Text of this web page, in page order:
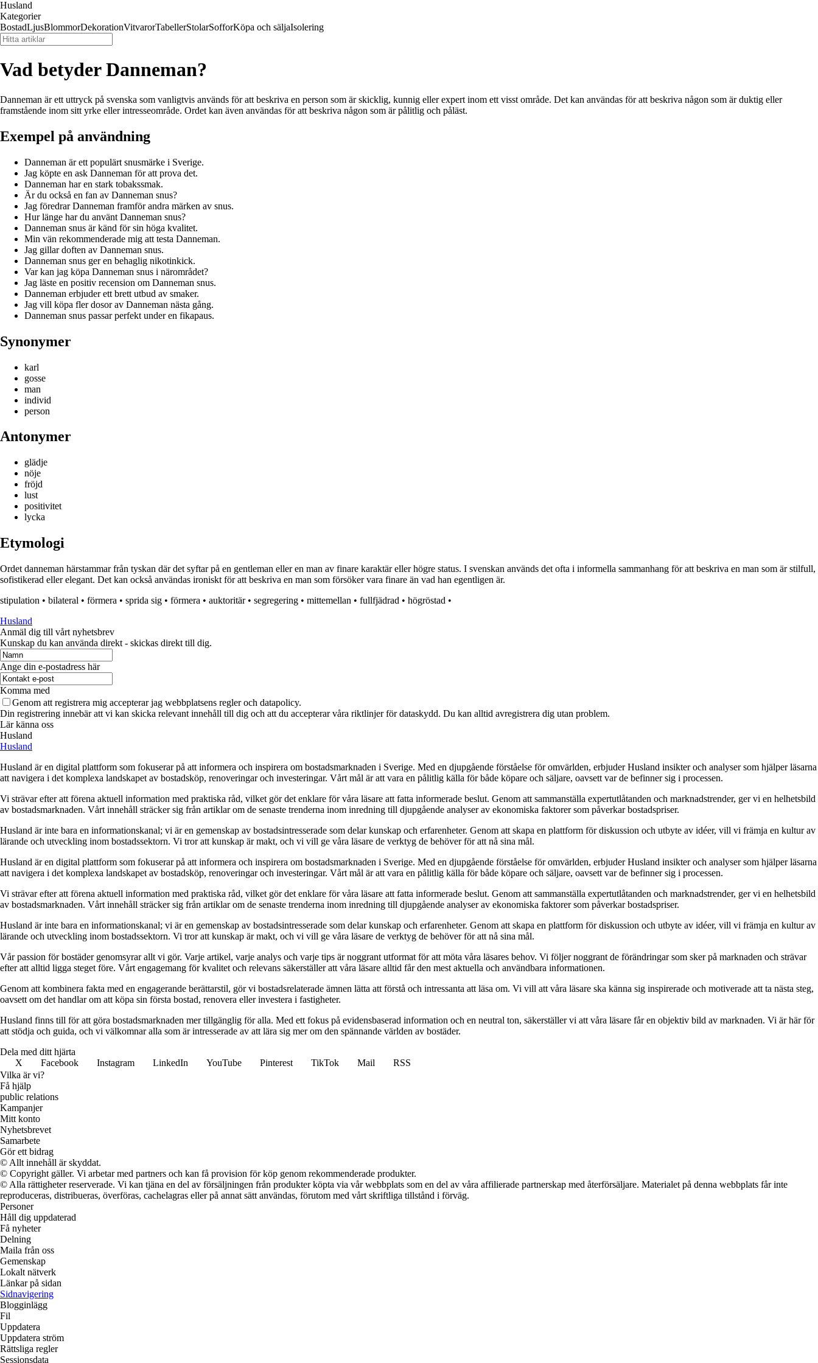
Husland
Kategorier
BostadLjusBlommorDekorationVitvarorTabellerStolarSofforKöpa och säljaIsolering
Vad betyder Danneman?
Danneman är ett uttryck på svenska som vanligtvis används för att beskriva en person som är skicklig, kunnig eller expert inom ett visst område. Det kan användas för att beskriva någon som är duktig eller
framstående inom sitt yrke eller intresseområde. Ordet kan även användas för att beskriva någon som är pålitlig och påläst.
Exempel på användning
Danneman är ett populärt snusmärke i Sverige.
Jag köpte en ask Danneman för att prova det.
Danneman har en stark tobakssmak.
Är du också en fan av Danneman snus?
Jag föredrar Danneman framför andra märken av snus.
Hur länge har du använt Danneman snus?
Danneman snus är känd för sin höga kvalitet.
Min vän rekommenderade mig att testa Danneman.
Jag gillar doften av Danneman snus.
Danneman snus ger en behaglig nikotinkick.
Var kan jag köpa Danneman snus i närområdet?
Jag läste en positiv recension om Danneman snus.
Danneman erbjuder ett brett utbud av smaker.
Jag vill köpa fler dosor av Danneman nästa gång.
Danneman snus passar perfekt under en fikapaus.
Synonymer
karl
gosse
man
individ
person
Antonymer
glädje
nöje
fröjd
lust
positivitet
lycka
Etymologi
Ordet danneman härstammar från tyskan där det syftar på en gentleman eller en man av finare karaktär eller högre status. I svenskan används det ofta i informella sammanhang för att beskriva en man som är stilfull,
sofistikerad eller elegant. Det kan också användas ironiskt för att beskriva en man som försöker vara finare än vad han egentligen är.
stipulation • bilateral • förmera • sprida sig • förmera • auktoritär• segregering • mittemellan • fullfjädrad • högröstad •
Husland
Anmäl dig till vårt nyhetsbrev
Kunskap du kan använda direkt - skickas direkt till dig.
Ange din e-postadress här
Komma med
Genom att registrera mig accepterar jag webbplatsens regler och datapolicy.
Din registrering innebär att vi kan skicka relevant innehåll till dig och att du accepterar våra riktlinjer för dataskydd. Du kan alltid avregistrera dig utan problem.
Lär känna oss
Husland
Husland
Husland är en digital plattform som fokuserar på att informera och inspirera om bostadsmarknaden i Sverige. Med en djupgående förståelse för omvärlden, erbjuder Husland insikter och analyser som hjälper läsarna
att navigera i det komplexa landskapet av bostadsköp, renoveringar och investeringar. Vårt mål är att vara en pålitlig källa för både köpare och säljare, oavsett var de befinner sig i processen.
Vi strävar efter att förena aktuell information med praktiska råd, vilket gör det enklare för våra läsare att fatta informerade beslut. Genom att sammanställa expertutlåtanden och marknadstrender, ger vi en helhetsbild
av bostadsmarknaden. Vårt innehåll sträcker sig från artiklar om de senaste trenderna inom inredning till djupgående analyser av ekonomiska faktorer som påverkar bostadspriser.
Husland är inte bara en informationskanal; vi är en gemenskap av bostadsintresserade som delar kunskap och erfarenheter. Genom att skapa en plattform för diskussion och utbyte av idéer, vill vi främja en kultur av
lärande och utveckling inom bostadssektorn. Vi tror att kunskap är makt, och vi vill ge våra läsare de verktyg de behöver för att nå sina mål.
Husland är en digital plattform som fokuserar på att informera och inspirera om bostadsmarknaden i Sverige. Med en djupgående förståelse för omvärlden, erbjuder Husland insikter och analyser som hjälper läsarna
att navigera i det komplexa landskapet av bostadsköp, renoveringar och investeringar. Vårt mål är att vara en pålitlig källa för både köpare och säljare, oavsett var de befinner sig i processen.
Vi strävar efter att förena aktuell information med praktiska råd, vilket gör det enklare för våra läsare att fatta informerade beslut. Genom att sammanställa expertutlåtanden och marknadstrender, ger vi en helhetsbild
av bostadsmarknaden. Vårt innehåll sträcker sig från artiklar om de senaste trenderna inom inredning till djupgående analyser av ekonomiska faktorer som påverkar bostadspriser.
Husland är inte bara en informationskanal; vi är en gemenskap av bostadsintresserade som delar kunskap och erfarenheter. Genom att skapa en plattform för diskussion och utbyte av idéer, vill vi främja en kultur av
lärande och utveckling inom bostadssektorn. Vi tror att kunskap är makt, och vi vill ge våra läsare de verktyg de behöver för att nå sina mål.
Vår passion för bostäder genomsyrar allt vi gör. Varje artikel, varje analys och varje tips är noggrant utformat för att möta våra läsares behov. Vi följer noggrant de förändringar som sker på marknaden och strävar
efter att alltid ligga steget före. Vårt engagemang för kvalitet och relevans säkerställer att våra läsare alltid får den mest aktuella och användbara informationen.
Genom att kombinera fakta med en engagerande berättarstil, gör vi bostadsrelaterade ämnen lätta att förstå och intressanta att läsa om. Vi vill att våra läsare ska känna sig inspirerade och motiverade att ta nästa steg,
oavsett om det handlar om att köpa sin första bostad, renovera eller investera i fastigheter.
Husland finns till för att göra bostadsmarknaden mer tillgänglig för alla. Med ett fokus på evidensbaserad information och en neutral ton, säkerställer vi att våra läsare får en objektiv bild av marknaden. Vi är här för
att stödja och guida, och vi välkomnar alla som är intresserade av att lära sig mer om den spännande världen av bostäder.
Dela med ditt hjärta
X
Facebook Instagram LinkedIn YouTube Pinterest TikTok Mail
RSS
Vilka är vi?
Få hjälp
public relations
Kampanjer
Mitt konto
Nyhetsbrevet
Samarbete
Gör ett bidrag
© Allt innehåll är skyddat.
© Copyright gäller. Vi arbetar med partners och kan få provision för köp genom rekommenderade produkter.
© Alla rättigheter reserverade. Vi kan tjäna en del av försäljningen från produkter köpta via vår webbplats som en del av våra affilierade partnerskap med återförsäljare. Materialet på denna webbplats får inte
reproduceras, distribueras, överföras, cachelagras eller på annat sätt användas, förutom med vårt skriftliga tillstånd i förväg.
Personer
Håll dig uppdaterad
Få nyheter
Delning
Maila från oss
Gemenskap
Lokalt nätverk
Länkar på sidan
Sidnavigering
Blogginlägg
Fil
Uppdatera
Uppdatera ström
Rättsliga regler
Sessionsdata